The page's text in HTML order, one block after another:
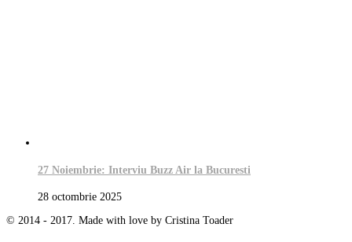
27 Noiembrie: Interviu Buzz Air la Bucuresti
28 octombrie 2025
© 2014 - 2017. Made with love by Cristina Toader